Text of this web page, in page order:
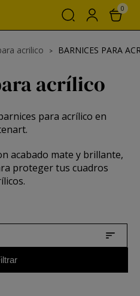
0
acrilico BARNICES PARA
acrílico
para acrílico en
acabado mate y brillante,
proteger tus cuadros